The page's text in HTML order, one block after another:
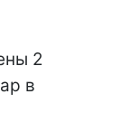
2
в